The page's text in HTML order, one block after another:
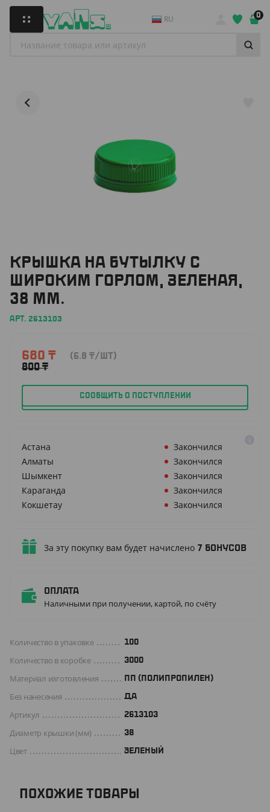
RU 0
КРЫШКА НА БУТЫЛКУ С
ШИРОКИМ ГОРЛОМ, ЗЕЛЕНАЯ,
38 ММ.
АРТ. 2613103
680 ₸
800₸
(6.8 ₸/ШТ)
СООБЩИТЬ О ПОСТУПЛЕНИИ
Астана
Закончился
Алматы
Закончился
Шымкент
Закончился
Караганда
Закончился
Кокшетау
Закончился
За эту покупку вам будет начислено 7 бонусов
Оплата
Наличными при получении, картой, по счёту
Количество в упаковке 100
Количество в коробке 3000
Материал изготовления ПП (ПОЛИПРОПИЛЕН)
Без нанесения ДА
Артикул 2613103
Диаметр крышки (мм) 38
Цвет ЗЕЛЕНЫЙ
ПОХОЖИЕ ТОВАРЫ